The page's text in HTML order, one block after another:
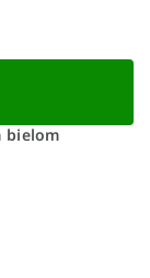
bielom